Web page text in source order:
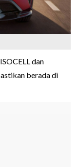
dan
berada di